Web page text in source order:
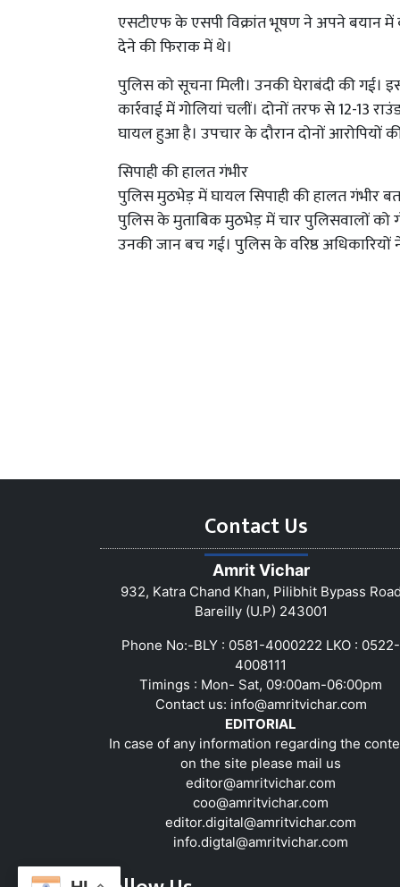
एसटीएफ के एसपी विक्रांत भूषण ने अपने बयान में
देने की फिराक में थे।
पुलिस को सूचना मिली। उनकी घेराबंदी की गई।
कार्रवाई में गोलियां चलीं। दोनों तरफ से 12-13
घायल हुआ है। उपचार के दौरान दोनों आरोपियों
सिपाही की हालत गंभीर
पुलिस मुठभेड़ में घायल सिपाही की हालत गंभीर
पुलिस के मुताबिक मुठभेड़ में चार पुलिसवालों को
उनकी जान बच गई। पुलिस के वरिष्ठ
Contact Us
Amrit Vichar
932, Katra Chand Khan, Pilibhit Bypass
Bareilly (U.P) 243001
Phone No:-BLY : 0581-4000222 LKO : 0522-
4008111
Timings : Mon- Sat, 09:00am-06:00pm
Contact us: info@amritvichar.com
EDITORIAL
In case of any information regarding the
on the site please mail us
editor@amritvichar.com
coo@amritvichar.com
editor.digital@amritvichar.com
info.digtal@amritvichar.com